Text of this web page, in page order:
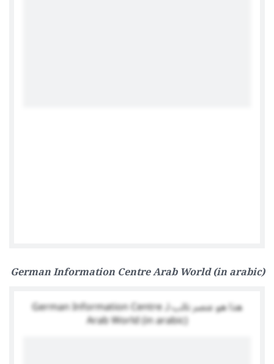
German Information Centre Arab World (in arabic)
هذا هو عنصر نائب لـ German Information Centre
Arab World (in arabic)